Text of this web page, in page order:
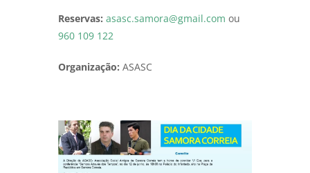
Reservas: asasc.samora@gmail.com ou
960 109 122
Organização: ASASC